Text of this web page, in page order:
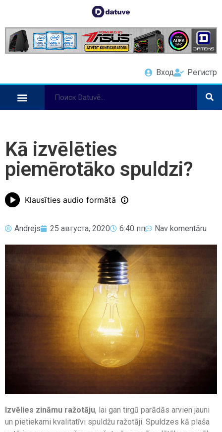
Вход Регистр
Kā izvēlēties
piemērotāko spuldzi?
Klausīties audio formātā
Andrejs 25 августа, 2020 6:40 пп Nav komentāru
Izvēlies zināmu ražotāju, lai gan tirgū parādās arvien jauni
un pietiekami kvalitatīvi spuldžu ražotāji. Spuldzes kā plaša